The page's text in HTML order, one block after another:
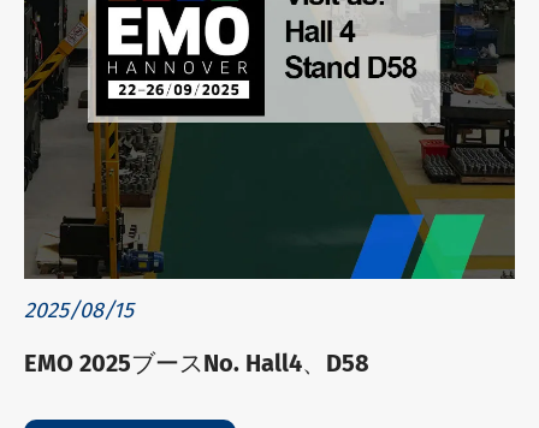
2025/08/15
EMO 2025ブースNo. Hall4、D58